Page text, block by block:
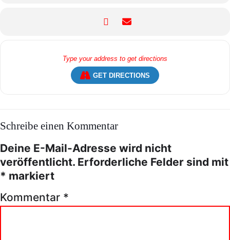
GET DIRECTIONS
Schreibe einen Kommentar
Deine E-Mail-Adresse wird nicht
veröffentlicht. Erforderliche Felder sind mit
* markiert
Kommentar *